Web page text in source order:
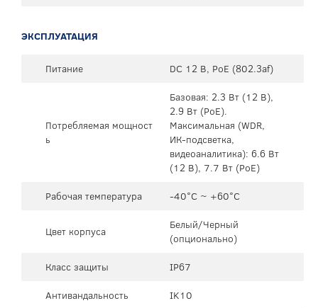
ЭКСПЛУАТАЦИЯ
Питание DC 12 В, PoE (802.3af)
Потребляемая мощност
ь
Базовая: 2.3 Вт (12 В),
2.9 Вт (PoE).
Максимальная (WDR,
ИК-подсветка,
видеоаналитика): 6.6 Вт
(12 В), 7.7 Вт (PoE)
Рабочая температура
-40°C ~ +60°C
Цвет корпуса
Белый/Черный
(опционально)
Класс защиты
IP67
Антивандальность
IK10